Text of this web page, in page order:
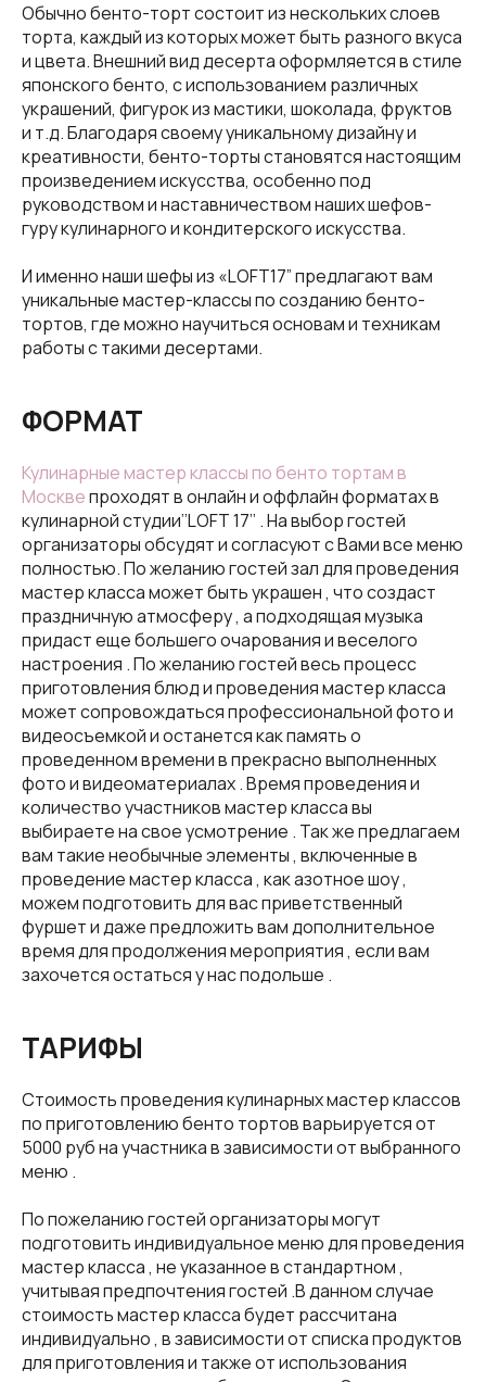
Обычно бенто-торт состоит из нескольких слоев
торта, каждый из которых может быть разного вкуса
и цвета. Внешний вид десерта оформляется в стиле
японского бенто, с использованием различных
украшений, фигурок из мастики, шоколада, фруктов
и т.д. Благодаря своему уникальному дизайну и
креативности, бенто-торты становятся настоящим
произведением искусства, особенно под
руководством и наставничеством наших шефов-
гуру кулинарного и кондитерского искусства.
И именно наши шефы из «LOFT17” предлагают вам
уникальные мастер-классы по созданию бенто-
тортов, где можно научиться основам и техникам
работы с такими десертами.
ФОРМАТ
Кулинарные мастер классы по бенто тортам в
Москвепроходят в онлайн и оффлайн форматах в
кулинарной студии’’LOFT 17’’ . На выбор гостей
организаторы обсудят и согласуют с Вами все меню
полностью. По желанию гостей зал для проведения
мастер класса может быть украшен , что создаст
праздничную атмосферу , а подходящая музыка
придаст еще большего очарования и веселого
настроения . По желанию гостей весь процесс
приготовления блюд и проведения мастер класса
может сопровождаться профессиональной фото и
видеосъемкой и останется как память о
проведенном времени в прекрасно выполненных
фото и видеоматериалах . Время проведения и
количество участников мастер класса вы
выбираете на свое усмотрение . Так же предлагаем
вам такие необычные элементы , включенные в
проведение мастер класса , как азотное шоу ,
можем подготовить для вас приветственный
фуршет и даже предложить вам дополнительное
время для продолжения мероприятия , если вам
захочется остаться у нас подольше .
ТАРИФЫ
Стоимость проведения кулинарных мастер классов
по приготовлению бенто тортов варьируется от
5000 руб на участника в зависимости от выбранного
меню .
По пожеланию гостей организаторы могут
подготовить индивидуальное меню для проведения
мастер класса , не указанное в стандартном ,
учитывая предпочтения гостей .В данном случае
стоимость мастер класса будет рассчитана
индивидуально , в зависимости от списка продуктов
для приготовления и также от использования